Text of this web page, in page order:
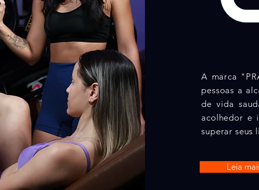
A marca
pessoas a
de vida
acolhedor e
superar seus
Leia